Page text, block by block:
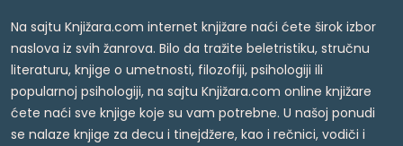
Na sajtu Knjižara.com internet knjižare naći ćete širok izbor
naslova iz svih žanrova. Bilo da tražite beletristiku, stručnu
literaturu, knjige o umetnosti, filozofiji, psihologiji ili
popularnoj psihologiji, na sajtu Knjižara.com online knjižare
ćete naći sve knjige koje su vam potrebne. U našoj ponudi
se nalaze knjige za decu i tinejdžere, kao i rečnici, vodiči i